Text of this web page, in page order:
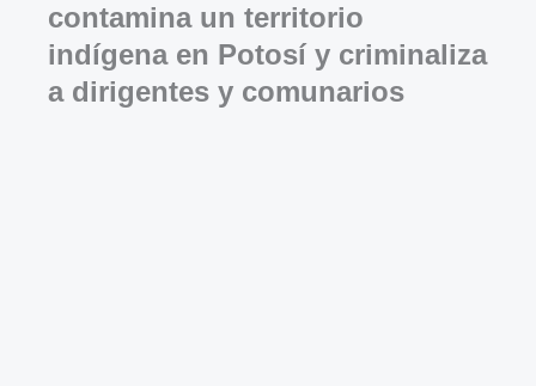
contamina un territorio
indígena en Potosí y criminaliza
a dirigentes y comunarios